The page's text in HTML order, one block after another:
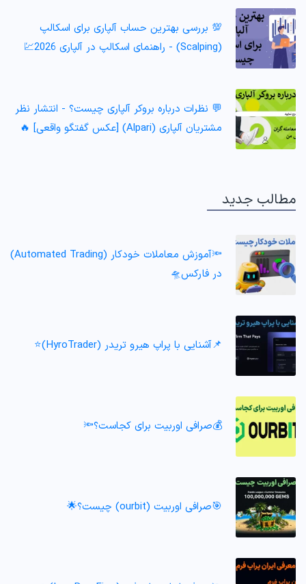
💯 بررسی بهترین حساب آلپاری برای اسکالپ
(Scalping) - راهنمای اسکالپ در آلپاری 2026💹
💬 نظرات درباره بروکر آلپاری چیست؟ - انتشار نظر
مشتریان آلپاری (Alpari) [عکس گفتگو واقعی] 🔥
مطالب جدید
🔦آموزش معاملات خودکار (Automated Trading)
در فارکس🛸
📌آشنایی با پراپ هیرو تریدر (HyroTrader)⭐️
💰صرافی اوربیت برای کجاست؟🔦
🎯صرافی اوربیت (ourbit) چیست؟🌟